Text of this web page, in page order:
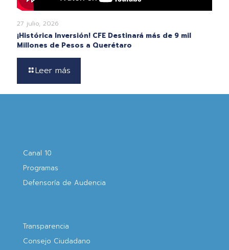
27 julio, 2026
¡Histórica Inversión! CFE Destinará más de 9 mil
Millones de Pesos a Querétaro
Leer más
Canal 10
Programas
Defensoría de Audencia
Transparencia
Consejo Ciudadano